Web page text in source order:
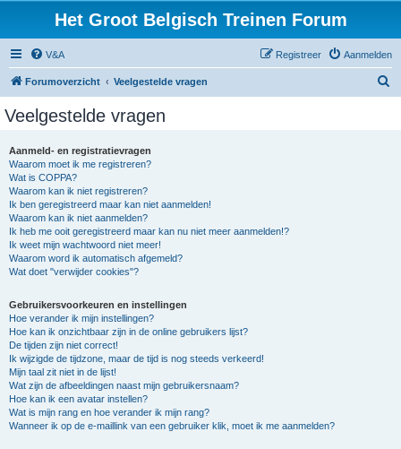
Het Groot Belgisch Treinen Forum
V&A Aanmelden
Registreer
Forumoverzicht Veelgestelde vragen
Veelgestelde vragen
Aanmeld- en registratievragen
Waarom moet ik me registreren?
Wat is COPPA?
Waarom kan ik niet registreren?
Ik ben geregistreerd maar kan niet aanmelden!
Waarom kan ik niet aanmelden?
Ik heb me ooit geregistreerd maar kan nu niet meer aanmelden!?
Ik weet mijn wachtwoord niet meer!
Waarom word ik automatisch afgemeld?
Wat doet "verwijder cookies"?
Gebruikersvoorkeuren en instellingen
Hoe verander ik mijn instellingen?
Hoe kan ik onzichtbaar zijn in de online gebruikers lijst?
De tijden zijn niet correct!
Ik wijzigde de tijdzone, maar de tijd is nog steeds verkeerd!
Mijn taal zit niet in de lijst!
Wat zijn de afbeeldingen naast mijn gebruikersnaam?
Hoe kan ik een avatar instellen?
Wat is mijn rang en hoe verander ik mijn rang?
Wanneer ik op de e-maillink van een gebruiker klik, moet ik me aanmelden?